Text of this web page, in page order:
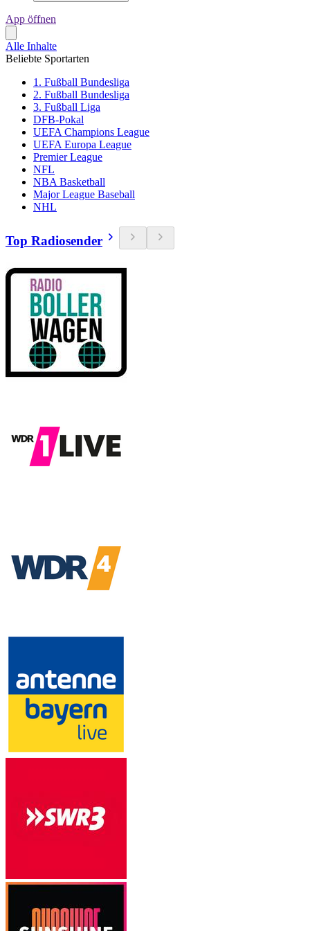
App öffnen
Alle Inhalte
Beliebte Sportarten
1. Fußball Bundesliga
2. Fußball Bundesliga
3. Fußball Liga
DFB-Pokal
UEFA Champions League
UEFA Europa League
Premier League
NFL
NBA Basketball
Major League Baseball
NHL
Top Radiosender